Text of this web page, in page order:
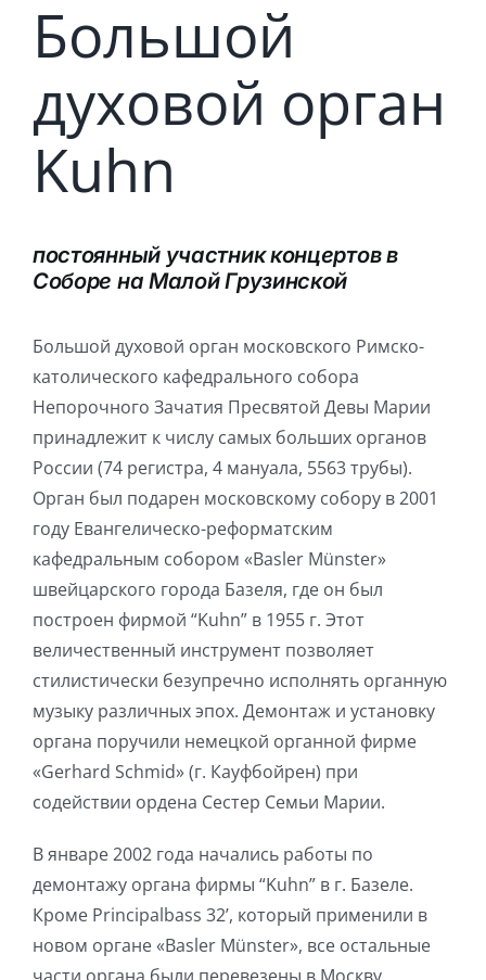
Игра на органе
Большой
духовой орган
Kuhn
постоянный участник концертов в
Соборе на Малой Грузинской
Большой духовой орган московского Римско-
католического кафедрального собора
Непорочного Зачатия Пресвятой Девы Марии
принадлежит к числу самых больших органов
России (74 регистра, 4 мануала, 5563 трубы).
Орган был подарен московскому собору в 2001
году Евангелическо-реформатским
кафедральным собором «Basler Münster»
швейцарского города Базеля, где он был
построен фирмой “Kuhn” в 1955 г. Этот
величественный инструмент позволяет
стилистически безупречно исполнять органную
музыку различных эпох. Демонтаж и установку
органа поручили немецкой органной фирме
«Gerhard Schmid» (г. Кауфбойрен) при
содействии ордена Сестер Семьи Марии.
В январе 2002 года начались работы по
демонтажу органа фирмы “Kuhn” в г. Базеле.
Кроме Principalbass 32’, который применили в
новом органе «Basler Münster», все остальные
части органа были перевезены в Москву.